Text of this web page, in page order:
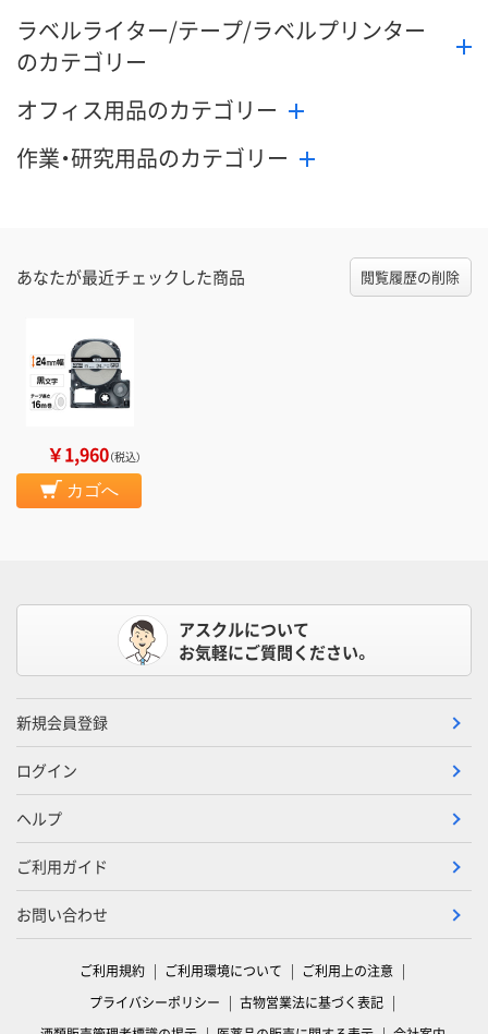
ラベルライター/テープ/ラベルプリンター
のカテゴリー
オフィス用品のカテゴリー
作業・研究用品のカテゴリー
あなたが最近チェックした商品 閲覧履歴の削除
￥1,960（税込）
カゴへ
アスクルについて
お気軽にご質問ください。
新規会員登録
ログイン
ヘルプ
ご利用ガイド
お問い合わせ
ご利用規約 ご利用環境について
ご利用上の注意
プライバシーポリシー
古物営業法に基づく表記